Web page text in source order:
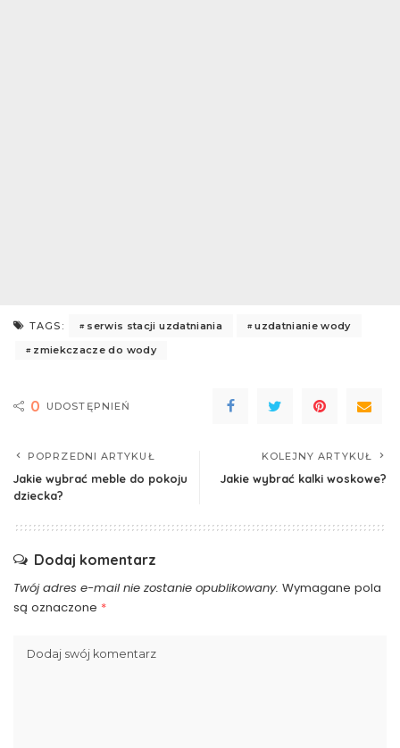
TAGS: serwis stacji uzdatniania
uzdatnianie wody
zmiekczacze do wody
0 UDOSTĘPNIEŃ
POPRZEDNI ARTYKUŁ
Jakie wybrać meble do pokoju
dziecka?
KOLEJNY ARTYKUŁ
Jakie wybrać kalki woskowe?
Dodaj komentarz
Twój adres e-mail nie zostanie opublikowany. Wymagane pola
są oznaczone *